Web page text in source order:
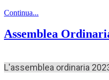
Continua...
Assemblea
L'assemblea ordinaria